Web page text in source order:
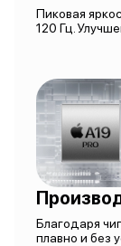
Пиковая
120 Гц.
Благодаря
плавно и без